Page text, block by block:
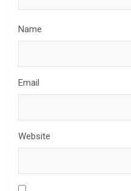
Name
Email
Website